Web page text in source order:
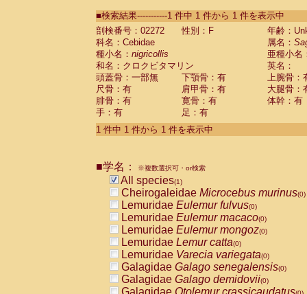
CebidaeSaguinus labiatus(0)
Cebidae Saguinus leucopus (0)
Cebidae
CebidaeSaguinus mystax
CebidaeSaguinus nigricollis (1)
Cebidae Saguinus oedipus
Cebidae Saguinus weddelli
Cebidae Saguinusspp.
Cebidae Aotus trivirgatus
Cebidae Cebus albifrons
CebidaeCebus nigrivittatus
CebidaeCebus
CebidaeSaimiri boliviensis(0)
CebidaeSaimiri sciureus(0)
AtelidaeAlouatta caraya(0)
AtelidaeAlouatta fusca(0)
AtelidaeAlouatta seniculus
AtelidaeAlouattaspp.(0)
AtelidaeAteles belzebuth(0)
AtelidaeAteles geoffroyi(0)
AtelidaeAteles paniscus(0)
■検索結果-----------1 件中 1 件から 1 件を表示中
剖検番号：02272
性別：F
年齢：
科名：Cebidae
属名：
種小名： nigricollis
亜種小名
和名：クロクビタマリン
英名：
頭蓋骨：一部無
下顎骨：有
上腕骨：
尺骨：有
肩甲骨：有
大腿骨：
腓骨：有
寛骨：有
体幹：有
手：有
足：有
1 件中 1 件から 1 件を表示中
■学名： ※複数選択可・or検索
All species(1)
Cheirogaleidae Microcebus murinus(0)
Lemuridae Eulemur fulvus(0)
Lemuridae Eulemur macaco(0)
Lemuridae Eulemur mongoz(0)
Lemuridae Lemur catta(0)
Lemuridae Varecia variegata(0)
Galagidae Galago senegalensis(0)
Galagidae Galago demidovii(0)
Galagidae Otolemur crassicaudatus